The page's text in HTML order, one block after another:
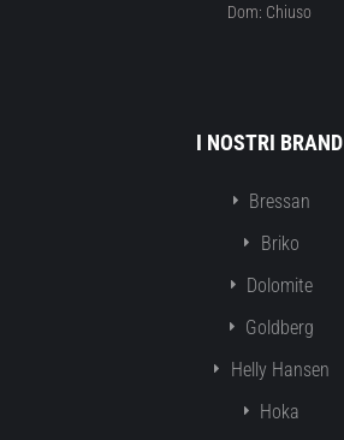
Dom: Chiuso
I NOSTRI BRAND
Bressan
Briko
Dolomite
Goldberg
Helly Hansen
Hoka